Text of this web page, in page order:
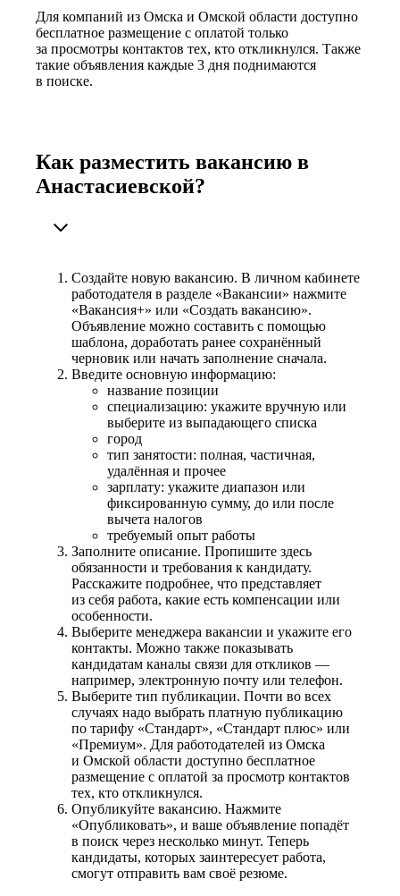
Для компаний из Омска и Омской области доступно
бесплатное размещение с оплатой только
за просмотры контактов тех, кто откликнулся. Также
такие объявления каждые 3 дня поднимаются
в поиске.
Как разместить вакансию в
Анастасиевской?
Создайте новую вакансию. В личном кабинете
работодателя в разделе «Вакансии» нажмите
«Вакансия+» или «Создать вакансию».
Объявление можно составить с помощью
шаблона, доработать ранее сохранённый
черновик или начать заполнение сначала.
Введите основную информацию:
название позиции
специализацию: укажите вручную или
выберите из выпадающего списка
город
тип занятости: полная, частичная,
удалённая и прочее
зарплату: укажите диапазон или
фиксированную сумму, до или после
вычета налогов
требуемый опыт работы
Заполните описание. Пропишите здесь
обязанности и требования к кандидату.
Расскажите подробнее, что представляет
из себя работа, какие есть компенсации или
особенности.
Выберите менеджера вакансии и укажите его
контакты. Можно также показывать
кандидатам каналы связи для откликов —
например, электронную почту или телефон.
Выберите тип публикации. Почти во всех
случаях надо выбрать платную публикацию
по тарифу «Стандарт», «Стандарт плюс» или
«Премиум». Для работодателей из Омска
и Омской области доступно бесплатное
размещение с оплатой за просмотр контактов
тех, кто откликнулся.
Опубликуйте вакансию. Нажмите
«Опубликовать», и ваше объявление попадёт
в поиск через несколько минут. Теперь
кандидаты, которых заинтересует работа,
смогут отправить вам своё резюме.